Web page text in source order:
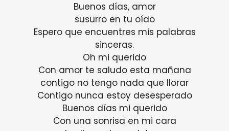
Buenos días, amor
susurro en tu oído
Espero que encuentres mis palabras
sinceras.
Oh mi querido
Con amor te saludo esta mañana
contigo no tengo nada que llorar
Contigo nunca estoy desesperado
Buenos días mi querido
Con una sonrisa en mi cara